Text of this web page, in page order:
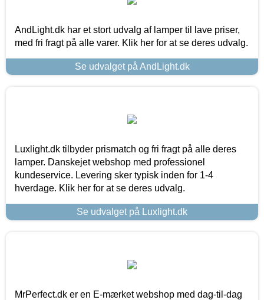
AndLight.dk har et stort udvalg af lamper til lave priser,
med fri fragt på alle varer. Klik her for at se deres udvalg.
Se udvalget på AndLight.dk
Luxlight.dk tilbyder prismatch og fri fragt på alle deres
lamper. Danskejet webshop med professionel
kundeservice. Levering sker typisk inden for 1-4
hverdage. Klik her for at se deres udvalg.
Se udvalget på Luxlight.dk
MrPerfect.dk er en E-mærket webshop med dag-til-dag